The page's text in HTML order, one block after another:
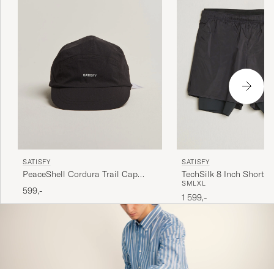
SATISFY
PeaceShell Cordura Trail Cap
Black
599,-
SATISFY
TechSilk 8 Inch Shorts
SMLXL
1 599,-